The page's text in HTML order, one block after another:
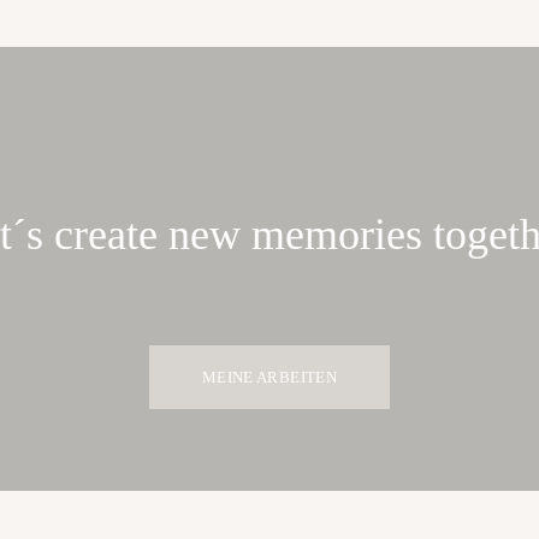
create new memories
MEINE ARBEITEN